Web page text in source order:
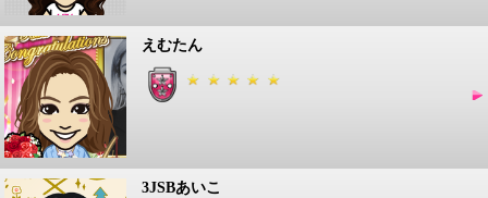
えむたん
3JSBあいこ